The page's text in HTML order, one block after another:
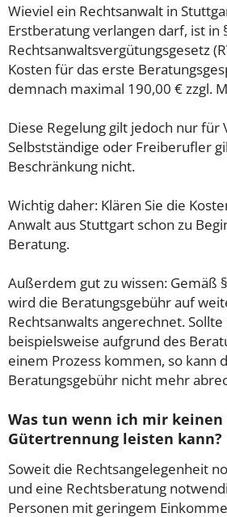
Wieviel ein Rechtsanwalt in
Erstberatung verlangen darf, ist in
Rechtsanwaltsvergütungsgesetz
Kosten für das erste
demnach maximal 190,00 € zzgl.
Diese Regelung gilt jedoch nur für
Selbstständige oder Freiberufler
Beschränkung nicht.
Wichtig daher: Klären Sie die
Anwalt aus Stuttgart schon zu
Beratung.
Außerdem gut zu wissen: Gemäß
wird die Beratungsgebühr auf
Rechtsanwalts angerechnet. Sollte
beispielsweise aufgrund des
einem Prozess kommen, so kann
Beratungsgebühr nicht mehr
Was tun wenn ich mir
Gütertrennung leisten kann?
Soweit die Rechtsangelegenheit
und eine Rechtsberatung
Personen mit geringem